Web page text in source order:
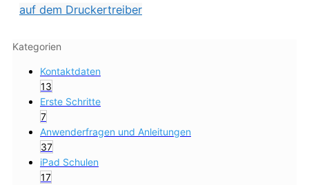
auf dem Druckertreiber
Kategorien
Kontaktdaten
13
Erste Schritte
7
Anwenderfragen und Anleitungen
37
iPad Schulen
17